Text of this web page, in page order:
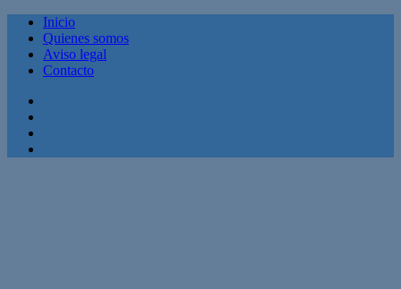
Inicio
Quienes somos
Aviso legal
Contacto